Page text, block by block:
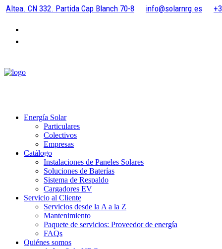
Altea. CN 332. Partida Cap Blanch 70-8 info@solarnrg.es
Energía Solar
Particulares
Colectivos
Empresas
Catálogo
Instalaciones de Paneles Solares
Soluciones de Baterías
Sistema de Respaldo
Cargadores EV
Servicio al Cliente
Servicios desde la A a la Z
Mantenimiento
Paquete de servicios: Proveedor de energía
FAQs
Quiénes somos